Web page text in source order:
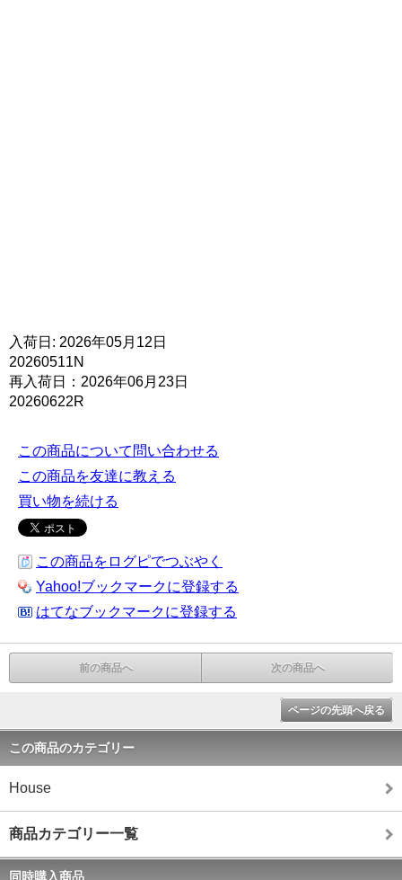
入荷日: 2026年05月12日
20260511N
再入荷日：2026年06月23日
20260622R
この商品について問い合わせる
この商品を友達に教える
買い物を続ける
この商品をログピでつぶやく
Yahoo!ブックマークに登録する
はてなブックマークに登録する
前の商品へ 次の商品へ
ページの先頭へ戻る
この商品のカテゴリー
House
商品カテゴリー一覧
同時購入商品